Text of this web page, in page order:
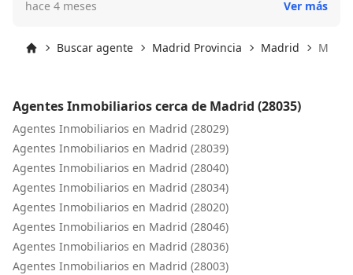
resolver cualquier duda, explicando todo con claridad y
proceso tan importante como la compra de una vivienda.
Durante todo el proceso me sentí acompañado y bien
bien para ambas partes. Además, fue muy transparente
en cada paso, lo que me dio una tranquilidad total. La
vivienda cumplía exactamente con lo que se había
anunciado, sin sorpresas desagradables, y todo se
gestionó de manera ágil y eficiente. Incluso después de
la compra, ha seguido mostrando disposición para
ayudar con cualquier detalle. Sin duda, recomendaría
tratar con Gonzalo a cualquier persona que esté
buscando comprar vivienda. Ha superado con creces mis
expectativas.
hace 4 meses Ver más
Buscar agente Madrid Provincia Madrid
Agentes Inmobiliarios cerca de Madrid (28035)
Agentes Inmobiliarios en Madrid (28029)
Agentes Inmobiliarios en Madrid (28039)
Agentes Inmobiliarios en Madrid (28040)
Agentes Inmobiliarios en Madrid (28034)
Agentes Inmobiliarios en Madrid (28020)
Agentes Inmobiliarios en Madrid (28046)
Agentes Inmobiliarios en Madrid (28036)
Agentes Inmobiliarios en Madrid (28003)